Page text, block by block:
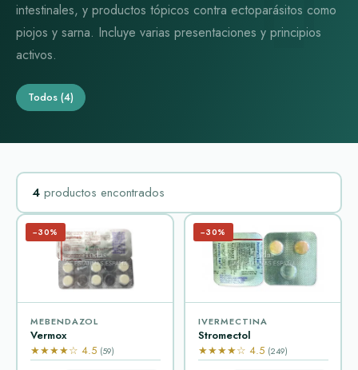
intestinales, y productos tópicos contra ectoparásitos como
piojos y sarna. Incluye varias presentaciones y principios
activos.
Todos (4)
4 productos encontrados
−30%
MEBENDAZOL
Vermox
★★★★☆ 4.5 (59)
−30%
IVERMECTINA
Stromectol
★★★★☆ 4.5 (249)